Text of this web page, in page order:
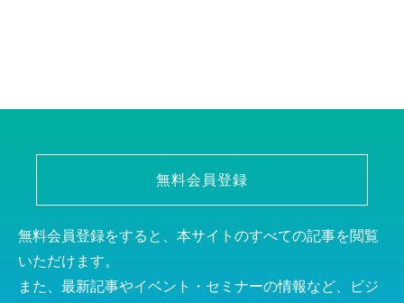
無料会員登録
無料会員登録をすると、本サイトのすべての記事を閲覧
いただけます。
また、最新記事やイベント・セミナーの情報など、ビジ